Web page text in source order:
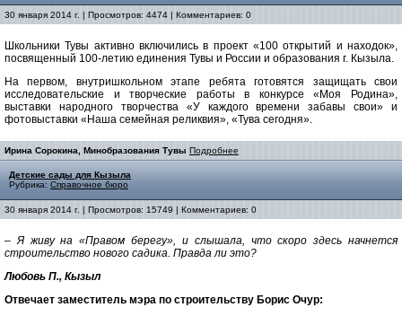
30 января 2014 г. | Просмотров: 4474 | Комментариев: 0
Школьники Тувы активно включились в проект «100 открытий и находок»,
посвященный 100-летию единения Тувы и России и образования г. Кызыла.
На первом, внутришкольном этапе ребята готовятся защищать свои
исследовательские и творческие работы в конкурсе «Моя Родина»,
выставки народного творчества «У каждого времени забавы свои» и
фотовыставки «Наша семейная реликвия», «Тува сегодня».
Ирина Сорокина, Минобразования Тувы Подробнее
Детские сады для Кызыла
Рубрика: Справочное бюро
30 января 2014 г. | Просмотров: 15749 | Комментариев: 0
– Я живу на «Правом берегу», и слышала, что скоро здесь начнется
строительство нового садика. Правда ли это?
Любовь П., Кызыл
Отвечает заместитель мэра по строительству Борис Очур: